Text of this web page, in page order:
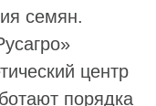
семян.
центр
порядка